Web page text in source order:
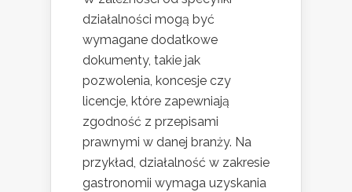
działalności mogą być
wymagane dodatkowe
dokumenty, takie jak
pozwolenia, koncesje czy
licencje, które zapewniają
zgodność z przepisami
prawnymi w danej branży. Na
przykład, działalność w zakresie
gastronomii wymaga uzyskania